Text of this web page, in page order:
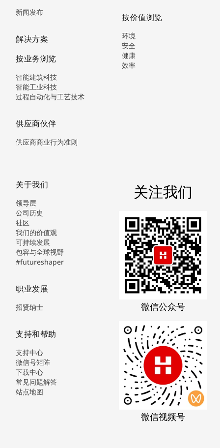
新闻发布
解决方案
按业务浏览
智能建筑科技
智能工业科技
过程自动化与工艺技术
供应商伙伴
供应商商业行为准则
按价值浏览
环境
安全
健康
效率
关于我们
领导层
公司历史
社区
我们的价值观
可持续发展
包容与全球视野
#futureshaper
职业发展
招贤纳士
支持和帮助
支持中心
微信号矩阵
下载中心
常见问题解答
站点地图
关注我们
微信公众号
微信视频号